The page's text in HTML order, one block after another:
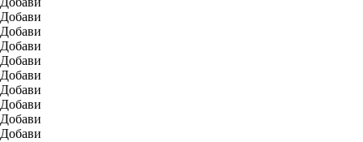
Добави
Добави
Добави
Добави
Добави
Добави
Добави
Добави
Добави